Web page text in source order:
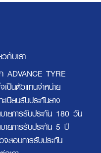
กับเรา
ADVANCE TYRE
เป็นตัวแทนจำหน่าย
เบียนรับประกันยาง
บายการรับประกัน 180 วัน
บายการรับประกัน 5 ปี
จสอบการรับประกัน